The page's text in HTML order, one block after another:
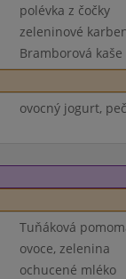
polévka z čočky
zeleninové
Bramborová kaše
ovocný jogurt,
Tuňáková
ovoce, zelenina
ochucené mléko